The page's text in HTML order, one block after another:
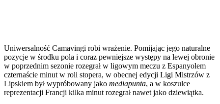
Uniwersalność Camavingi robi wrażenie. Pomijając jego naturalne
pozycje w środku pola i coraz pewniejsze występy na lewej obronie
w poprzednim sezonie rozegrał w ligowym meczu z Espanyolem
czternaście minut w roli stopera, w obecnej edycji Ligi Mistrzów z
Lipskiem był wypróbowany jako mediapunta, a w koszulce
reprezentacji Francji kilka minut rozegrał nawet jako dziewiątka.